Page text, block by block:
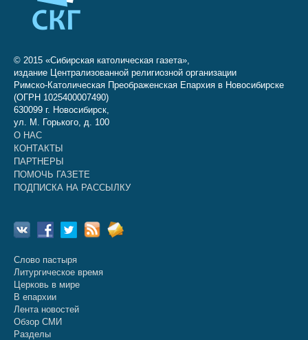
© 2015 «Сибирская католическая газета»,
издание Централизованной религиозной организации
Римско-Католическая Преображенская Епархия в Новосибирске
(ОГРН 1025400007490)
630099 г. Новосибирск,
ул. М. Горького, д. 100
О НАС
КОНТАКТЫ
ПАРТНЕРЫ
ПОМОЧЬ ГАЗЕТЕ
ПОДПИСКА НА РАССЫЛКУ
Слово пастыря
Литургическое время
Церковь в мире
В епархии
Лента новостей
Обзор СМИ
Разделы